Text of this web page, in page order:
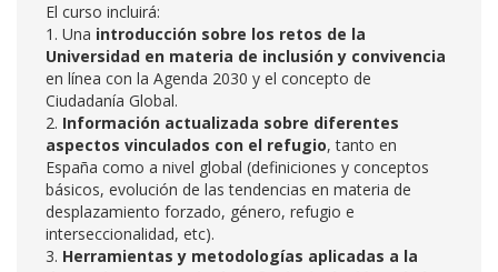
El curso incluirá:
1. Una introducción sobre los retos de la
Universidad en materia de inclusión y convivencia
en línea con la Agenda 2030 y el concepto de
Ciudadanía Global.
2. Información actualizada sobre diferentes
aspectos vinculados con el refugio, tanto en
España como a nivel global (definiciones y conceptos
básicos, evolución de las tendencias en materia de
desplazamiento forzado, género, refugio e
interseccionalidad, etc).
3. Herramientas y metodologías aplicadas a la